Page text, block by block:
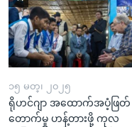
နေရာ
သို့
ကျော်
ရန်
၁၅ မတ္၊ ၂၀၂၅
ရိုဟင်ဂျာ အထောက်အပံ့ဖြတ်
တောက်မှု ဟန့်တားဖို့ ကုလ